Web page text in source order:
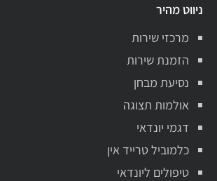
ניווט מהיר
מרכזי שירות
הזמנת שירות
נסיעת מבחן
אולמות תצוגה
דגמי יונדאי
כלמוביל טרייד אין
טיפולים ליונדאי